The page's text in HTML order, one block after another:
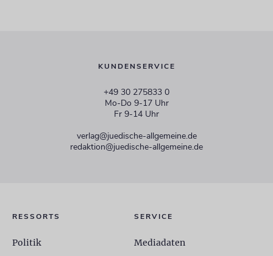
KUNDENSERVICE
+49 30 275833 0
Mo-Do 9-17 Uhr
Fr 9-14 Uhr
verlag@juedische-allgemeine.de
redaktion@juedische-allgemeine.de
RESSORTS
Politik
SERVICE
Mediadaten